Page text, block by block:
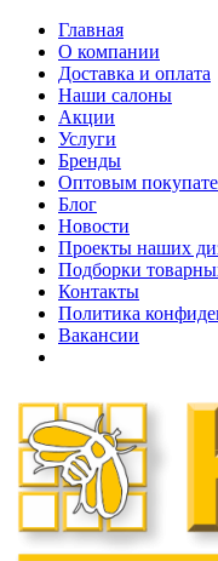
Главная
О компании
Доставка и оплата
Наши cалоны
Акции
Услуги
Бренды
Оптовым
Блог
Новости
Проекты наших
Подборки
Контакты
Политика
Вакансии